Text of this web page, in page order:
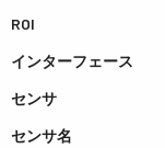
ROI
インターフェース
センサ
センサ名